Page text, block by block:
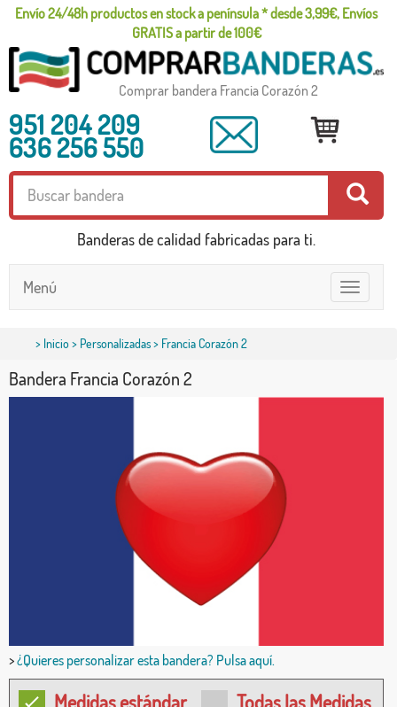
Envío 24/48h productos en stock a península * desde 3,99€, Envíos
GRATIS a partir de 100€
Comprar bandera Francia Corazón 2
951 204 209
636 256 550
Banderas de calidad fabricadas para ti.
Toggle
navigation
Menú
> Inicio> Personalizadas> Francia Corazón 2
Bandera Francia Corazón 2
>¿Quieres personalizar esta bandera? Pulsa aquí.
Medidas estándar Todas las Medidas